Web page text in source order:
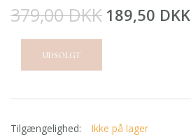
379,00 DKK 189,50 DKK
UDSOLGT
Tilgængelighed:
Ikke på lager